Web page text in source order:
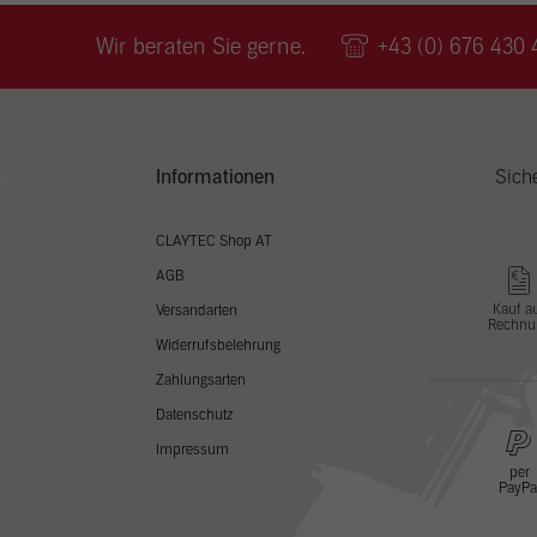
Wir beraten Sie gerne. +43 (0) 676 430
Informationen
CLAYTEC Shop AT
AGB
Versandarten
Widerrufsbelehrung
Zahlungsarten
Datenschutz
Impressum
Kauf
per
PayPal
zu